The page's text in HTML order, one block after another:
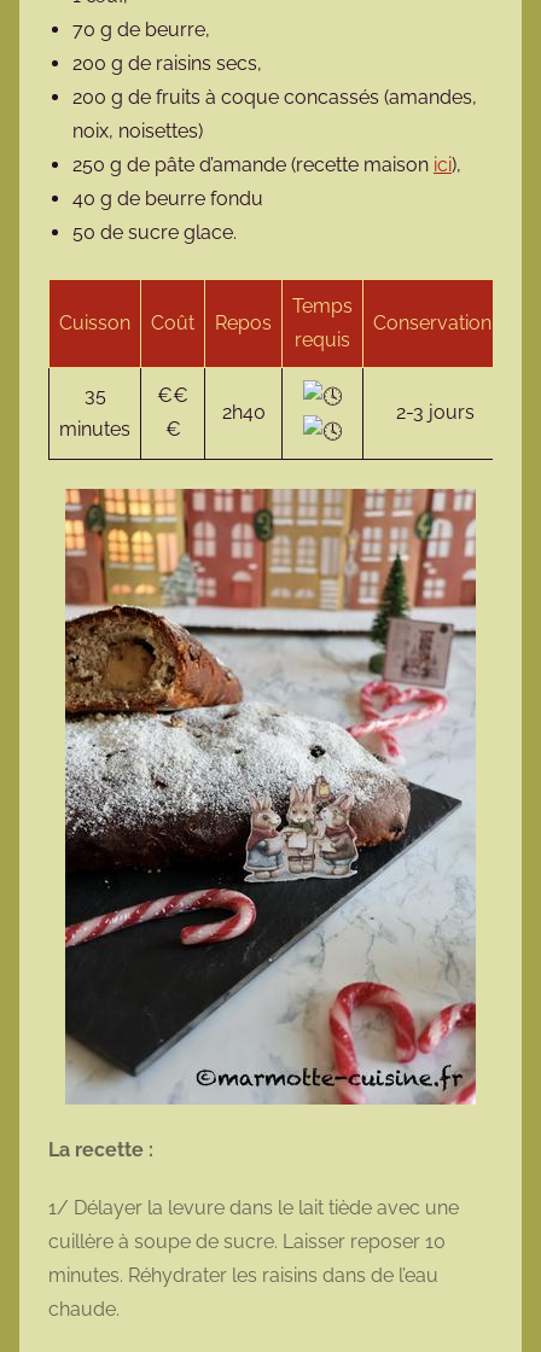
70 g de beurre,
200 g de raisins secs,
200 g de fruits à coque concassés (amandes,
noix, noisettes)
250 g de pâte d’amande (recette maison ici),
40 g de beurre fondu
50 de sucre glace.
Cuisson Coût Repos
Temps
requis
Conservation
35
minutes
€€
€
2h40 2-3 jours
La recette :
1/ Délayer la levure dans le lait tiède avec une
cuillère à soupe de sucre. Laisser reposer 10
minutes. Réhydrater les raisins dans de l’eau
chaude.